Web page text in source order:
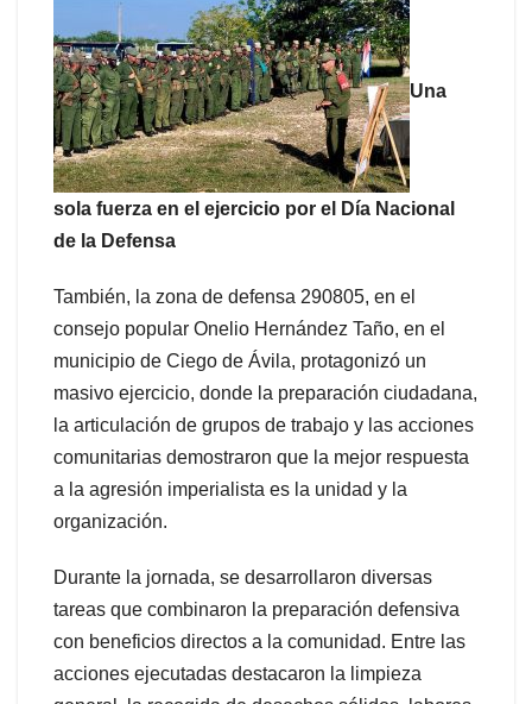
Una
sola fuerza en el ejercicio por el Día Nacional
de la Defensa
También, la zona de defensa 290805, en el
consejo popular Onelio Hernández Taño, en el
municipio de Ciego de Ávila, protagonizó un
masivo ejercicio, donde la preparación ciudadana,
la articulación de grupos de trabajo y las acciones
comunitarias demostraron que la mejor respuesta
a la agresión imperialista es la unidad y la
organización.
Durante la jornada, se desarrollaron diversas
tareas que combinaron la preparación defensiva
con beneficios directos a la comunidad. Entre las
acciones ejecutadas destacaron la limpieza